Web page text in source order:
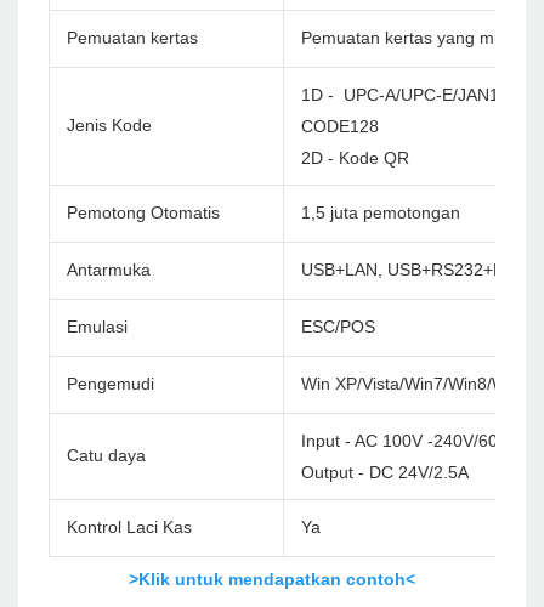
Pemuatan kertas Pemuatan kertas yang mudah
Jenis Kode
1D - UPC-A/UPC-E/
CODE128
2D - Kode QR
Pemotong Otomatis 1,5 juta pemotongan
Antarmuka USB+LAN, USB+RS232+LAN,
Emulasi ESC/POS
Pengemudi Win XP/Vista/Win7/Win8/
Catu daya
Input - AC 100V -240V/60Hz
Output - DC 24V/2.5A
Kontrol Laci Kas Ya
>Klik untuk mendapatkan contoh<